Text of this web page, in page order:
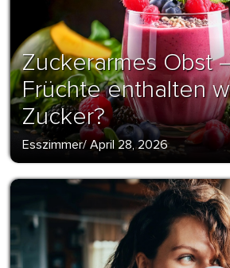
Zuckerarmes Obst
Früchte enthalten
Zucker?
Esszimmer/April 28, 2026